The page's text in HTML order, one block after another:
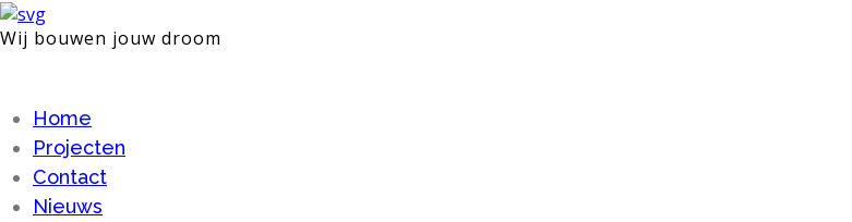
Wij bouwen jouw droom
Home
Projecten
Contact
Nieuws